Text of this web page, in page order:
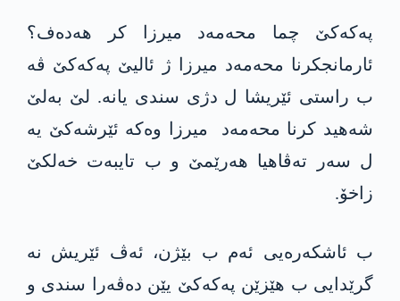
په‌كه‌كێ چما محه‌مه‌د میرزا کر هەدەف؟
ئارمانجکرنا محه‌مه‌د میرزا ژ ئالیێ په‌كه‌كێ ڤە
ب راستی ئێریشا ل دژی سندی یانە. لێ بەلێ
شەهید کرنا محه‌مه‌د میرزا وەکە ئێرشەکێ یە
ل سەر تەڤاهیا هەرێمێ و ب تایبەت خەلکێ
زاخۆ.
ب ئاشکەرەیی ئەم ب بێژن، ئەڤ ئێریش نە
گرێدایی ب هێزێن په‌كه‌كێ یێن دەڤەرا سندی و